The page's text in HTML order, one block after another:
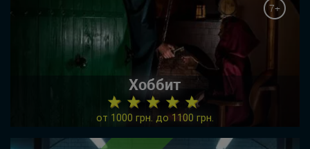
7+
Хоббит
★ ★ ★ ★ ★
от 1000 грн. до 1100 грн.